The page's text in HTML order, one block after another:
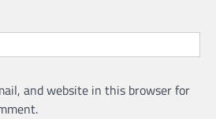
and website in this browser for